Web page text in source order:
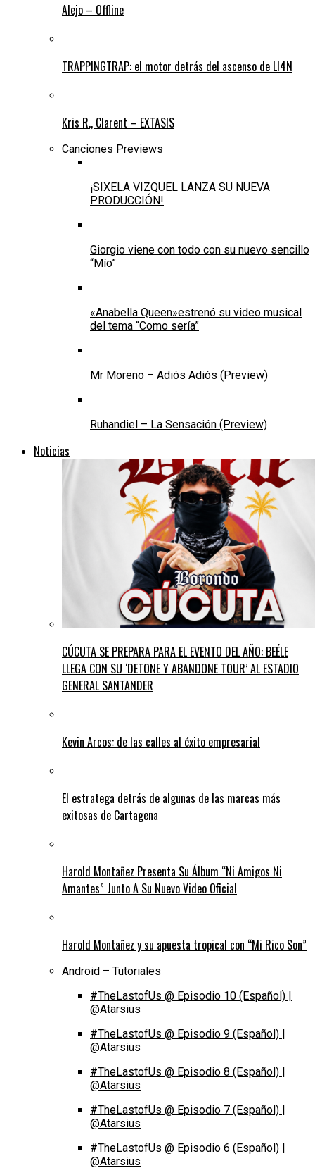
Alejo – Offline
TRAPPINGTRAP: el motor detrás del ascenso de LI4N
Kris R., Clarent – EXTASIS
Canciones Previews
¡SIXELA VIZQUEL LANZA SU NUEVA
PRODUCCIÓN!
Giorgio viene con todo con su nuevo sencillo
“Mío”
«Anabella Queen»estrenó su video musical
del tema “Como sería”
Mr Moreno – Adiós Adiós (Preview)
Ruhandiel – La Sensación (Preview)
Noticias
CÚCUTA SE PREPARA PARA EL EVENTO DEL AÑO: BEÉLE
LLEGA CON SU ‘DETONE Y ABANDONE TOUR’ AL ESTADIO
GENERAL SANTANDER
Kevin Arcos: de las calles al éxito empresarial
El estratega detrás de algunas de las marcas más
exitosas de Cartagena
Harold Montañez Presenta Su Álbum “Ni Amigos Ni
Amantes” Junto A Su Nuevo Video Oficial
Harold Montañez y su apuesta tropical con “Mi Rico Son”
Android – Tutoriales
#TheLastofUs @ Episodio 10 (Español) |
@Atarsius
#TheLastofUs @ Episodio 9 (Español) |
@Atarsius
#TheLastofUs @ Episodio 8 (Español) |
@Atarsius
#TheLastofUs @ Episodio 7 (Español) |
@Atarsius
#TheLastofUs @ Episodio 6 (Español) |
@Atarsius